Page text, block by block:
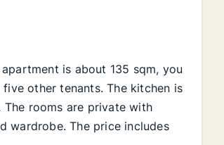
is about 135 sqm, you
other tenants. The kitchen is
rooms are private with
wardrobe. The price includes